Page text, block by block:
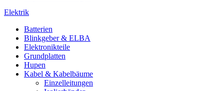
Elektrik
Batterien
Blinkgeber & ELBA
Elektronikteile
Grundplatten
Hupen
Kabel & Kabelbäume
Einzelleitungen